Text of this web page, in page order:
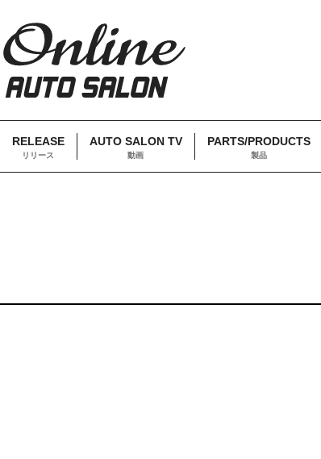
RELEASE
リリース
AUTO SALON TV
動画
PARTS/PRODUCTS
製品